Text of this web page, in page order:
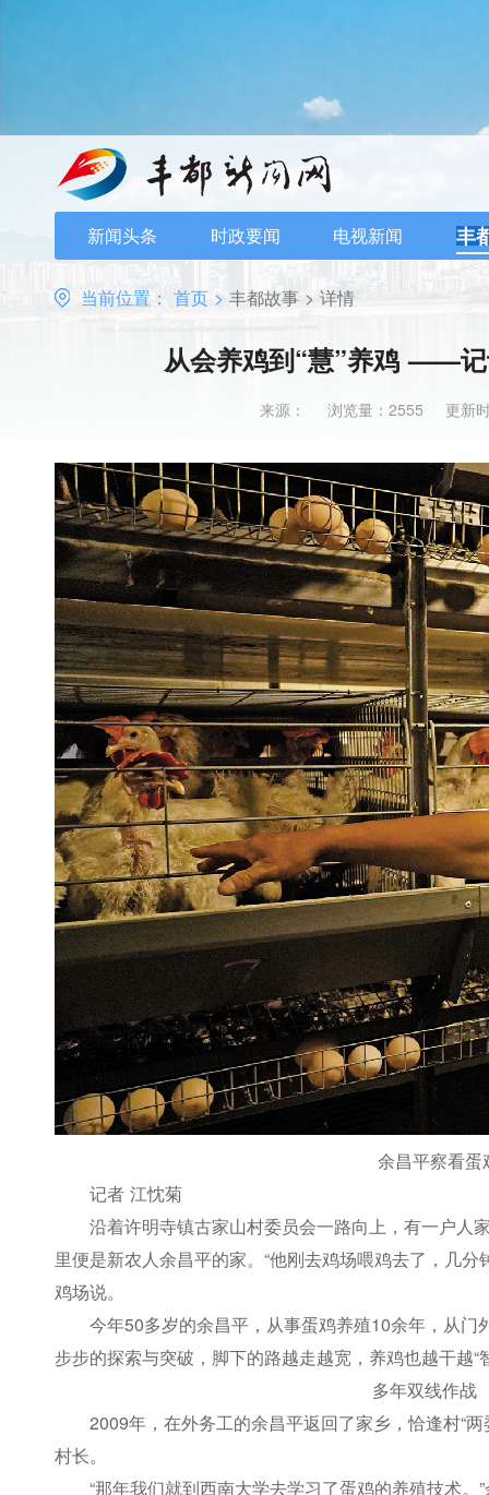
新闻头条 时政要闻 电视新闻 丰
当前位置： 首页 > 丰都故事 > 详情
从会养鸡到“慧”养鸡 ——
来源： 浏览量：2555 更新
余昌平察看蛋
记者 江忱菊
沿着许明寺镇古家山村委员会一路向上，有一户人
里便是新农人余昌平的家。“他刚去鸡场喂鸡去了，几
鸡场说。
今年50多岁的余昌平，从事蛋鸡养殖10余年，从
步步的探索与突破，脚下的路越走越宽，养鸡也越干越“
多年双线作战
2009年，在外务工的余昌平返回了家乡，恰逢村“
村长。
“那年我们就到西南大学去学习了蛋鸡的养殖技术